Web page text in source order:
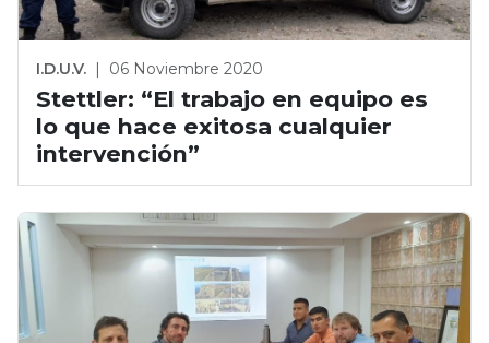
I.D.U.V. | 06 Noviembre 2020
Stettler: “El trabajo en equipo es
lo que hace exitosa cualquier
intervención”